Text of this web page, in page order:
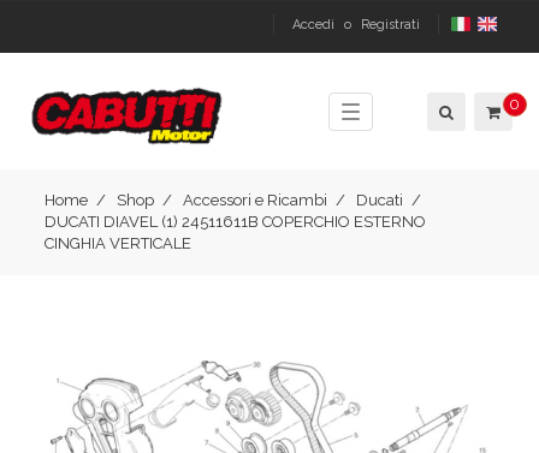
Accedi o Registrati
Toggle
navigation
0
Home Shop Accessori e Ricambi
Ducati
DUCATI DIAVEL (1) 24511611B COPERCHIO ESTERNO
CINGHIA VERTICALE